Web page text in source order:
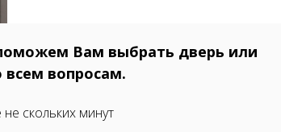
Вам выбрать дверь или
всем вопросам.
скольких минут